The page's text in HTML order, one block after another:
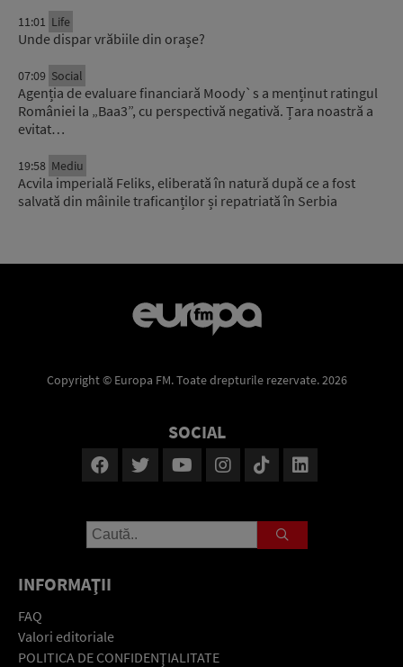
11:01 Life
Unde dispar vrăbiile din orașe?
07:09 Social
Agenția de evaluare financiară Moody`s a menținut ratingul
României la „Baa3”, cu perspectivă negativă. Țara noastră a
evitat…
19:58 Mediu
Acvila imperială Feliks, eliberată în natură după ce a fost
salvată din mâinile traficanților și repatriată în Serbia
Copyright © Europa FM. Toate drepturile rezervate. 2026
SOCIAL
INFORMAŢII
FAQ
Valori editoriale
POLITICA DE CONFIDENŢIALITATE